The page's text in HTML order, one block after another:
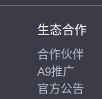
生态合作
合作伙伴
A9推广
官方公告